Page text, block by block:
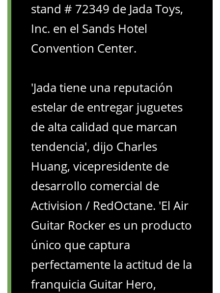
stand # 72349 de Jada Toys,
Inc. en el Sands Hotel
Convention Center.
'Jada tiene una reputación
estelar de entregar juguetes
de alta calidad que marcan
tendencia', dijo Charles
Huang, vicepresidente de
desarrollo comercial de
Activision / RedOctane. 'El Air
Guitar Rocker es un producto
único que captura
perfectamente la actitud de la
franquicia Guitar Hero,